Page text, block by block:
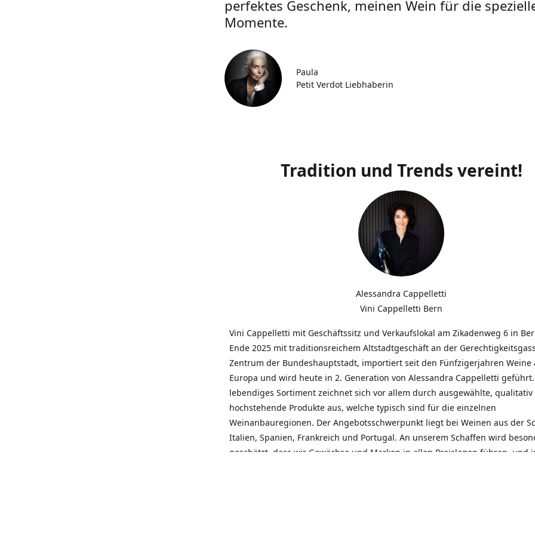
perfektes Geschenk, meinen Wein für die
Momente.
Paula
Petit Verdot Liebhaberin
Tradition und Trends vereint!
Alessandra Cappelletti
Vini Cappelletti Bern
Vini Cappelletti mit Geschäftssitz und Verkaufslokal am Zikadenweg 6 in
Ende 2025 mit traditionsreichem Altstadtgeschäft an der
Zentrum der Bundeshauptstadt, importiert seit den Fünfzigerjahren Weine
Europa und wird heute in 2. Generation von Alessandra Cappelletti
lebendiges Sortiment zeichnet sich vor allem durch ausgewählte, qualitativ
hochstehende Produkte aus, welche typisch sind für die einzelnen
Weinanbauregionen. Der Angebotsschwerpunkt liegt bei Weinen aus der
Italien, Spanien, Frankreich und Portugal. An unserem Schaffen wird
geschätzt, dass wir Gewächse und Marken in allen Preislagen führen, und